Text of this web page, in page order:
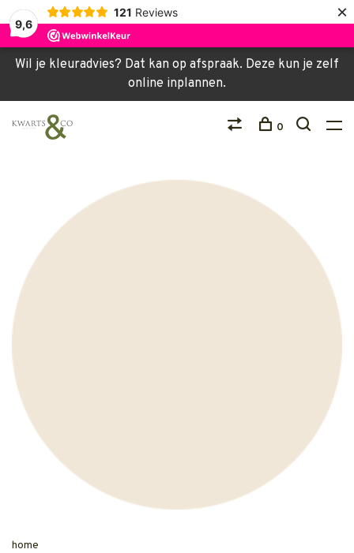
9,6
121 Reviews ×
Wil je kleuradvies? Dat kan op afspraak. Deze kun je zelf
online inplannen.
0
home